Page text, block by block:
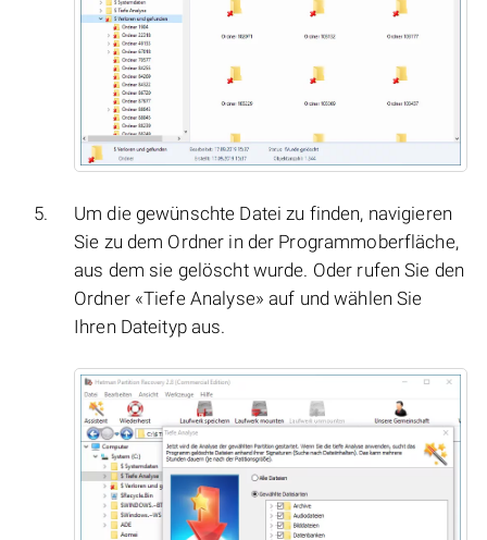
Um die gewünschte Datei zu finden, navigieren
Sie zu dem Ordner in der Programmoberfläche,
aus dem sie gelöscht wurde. Oder rufen Sie den
Ordner «Tiefe Analyse» auf und wählen Sie
Ihren Dateityp aus.